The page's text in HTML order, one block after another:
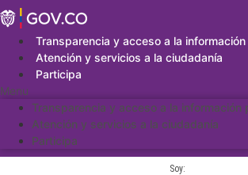
Saltar
al
contenidoTransparencia y acceso a la
Atención y servicios a la ciudadanía
Participa
Menu
Transparencia y acceso a la información
Atención y servicios a la ciudadanía
Participa
Soy: